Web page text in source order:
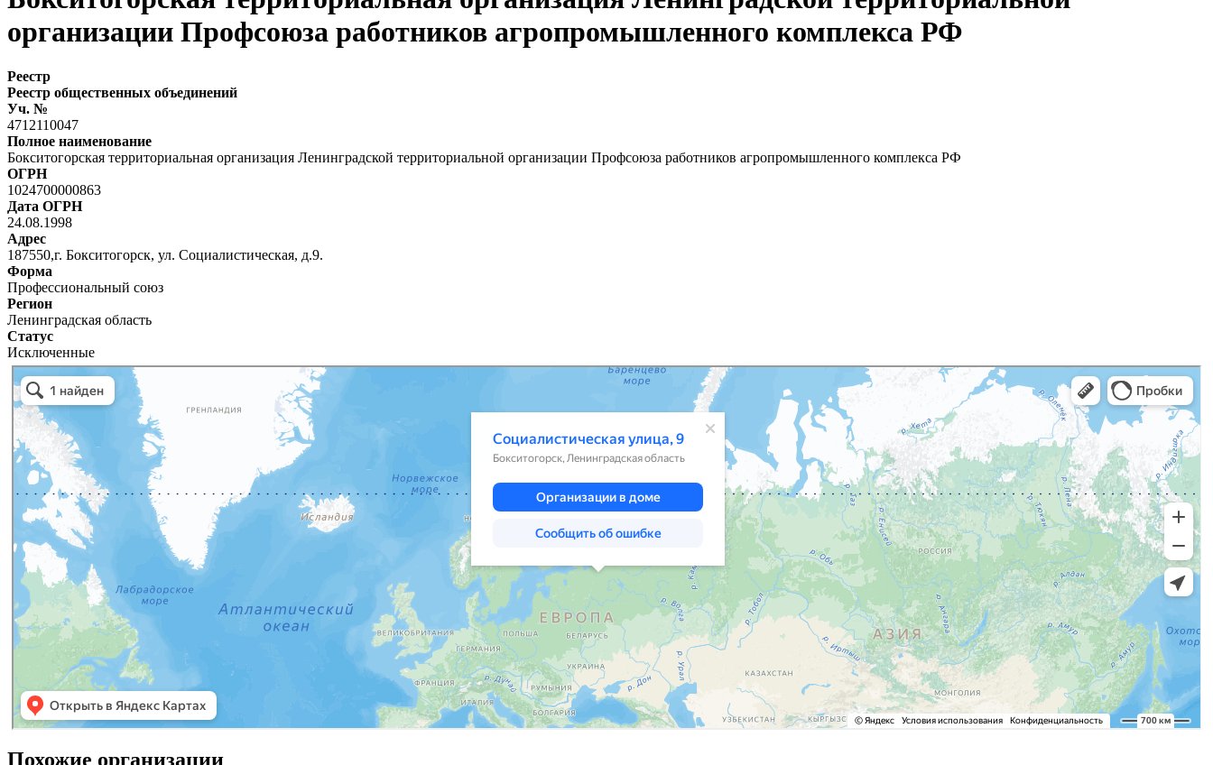
организации Профсоюза работников агропромышленного комплекса РФ
Реестр
Реестр общественных объединений
Уч. №
4712110047
Полное наименование
Бокситогорская территориальная организация Ленинградской территориальной организации Профсоюза работников агропромышленного комплекса РФ
ОГРН
1024700000863
Дата ОГРН
24.08.1998
Адрес
187550,г. Бокситогорск, ул. Социалистическая, д.9.
Форма
Профессиональный союз
Регион
Ленинградская область
Статус
Исключенные
Похожие организации